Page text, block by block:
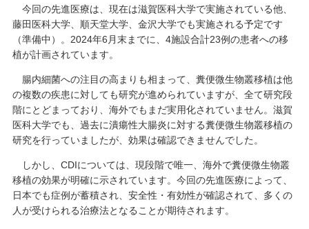
今回の先進医療は、現在は滋賀医科大学で実施されている他、
藤田医科大学、順天堂大学、金沢大学でも実施される予定です
（準備中）。2024年6月末までに、4施設合計23例の患者への移
植が計画されています。
腸内細菌への注目の高まりも相まって、糞便微生物叢移植は他
の複数の疾患に対しても研究が進められていますが、全て研究段
階にとどまっており、海外でもまだ実用化されていません。滋賀
医科大学でも、過去に潰瘍性大腸炎に対する糞便微生物叢移植の
研究を行っていましたが、効果は確認できませんでした。
しかし、CDIについては、現段階で唯一、海外で糞便微生物叢
移植の効果が明確に示されています。今回の先進医療によって、
日本でも症例が蓄積され、安全性・有効性が確認されて、多くの
人が受けられる治療法となることが期待されます。